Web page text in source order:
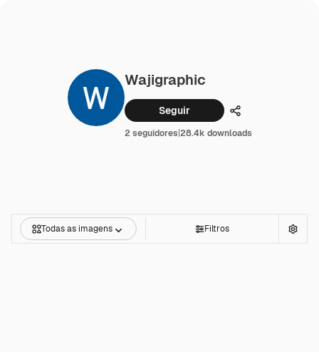
Wajigraphic
Seguir Compartilhar
2 seguidores|28.4k downloads
Todas as imagens Filtros